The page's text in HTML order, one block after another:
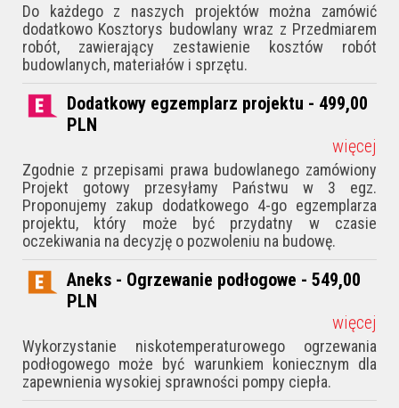
Do każdego z naszych projektów można zamówić
dodatkowo Kosztorys budowlany wraz z Przedmiarem
robót, zawierający zestawienie kosztów robót
budowlanych, materiałów i sprzętu.
Dodatkowy egzemplarz projektu - 499,00
PLN
więcej
Zgodnie z przepisami prawa budowlanego zamówiony
Projekt gotowy przesyłamy Państwu w 3 egz.
Proponujemy zakup dodatkowego 4-go egzemplarza
projektu, który może być przydatny w czasie
oczekiwania na decyzję o pozwoleniu na budowę.
Aneks - Ogrzewanie podłogowe - 549,00
PLN
więcej
Wykorzystanie niskotemperaturowego ogrzewania
podłogowego może być warunkiem koniecznym dla
zapewnienia wysokiej sprawności pompy ciepła.